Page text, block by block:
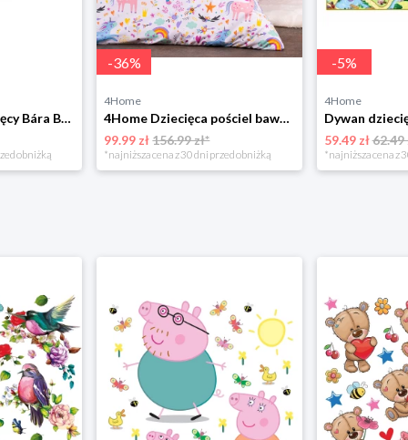
Bellatex Koc dziecięcy Bára Butterfly różowy, 75 x 100 cm
obniżką
-36%
4Home
4Home Dziecięca pościel bawełniana Unicorns, 140 x 200 cm, 70 x 90 cm
99.99 zł156.99 zł*
*najniższa cena z 30 dni przed obniżką
-5%
4Home
59.49 zł62.49
*najniższa cena z